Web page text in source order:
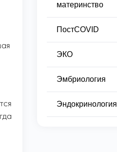
материнство
ПостCOVID
ЭКО
Эмбриология
Эндокринология